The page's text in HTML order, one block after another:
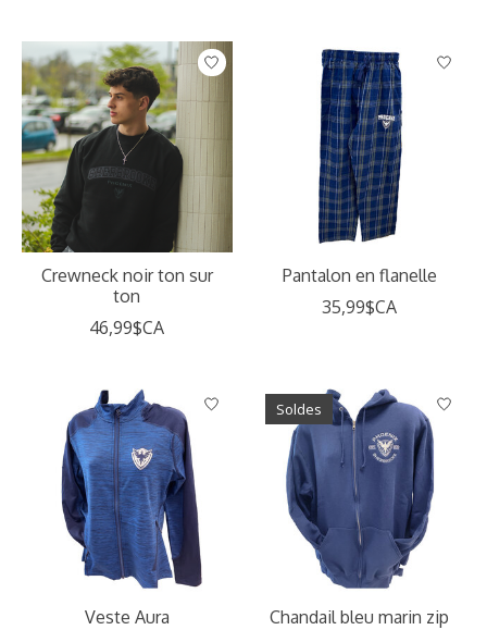
Crewneck noir ton sur
ton
46,99$CA
Pantalon en flanelle
35,99$CA
Veste Aura
Soldes
Chandail bleu marin zip